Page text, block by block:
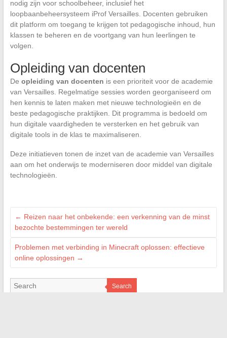
nodig zijn voor schoolbeheer, inclusief het
loopbaanbeheersysteem iProf Versailles. Docenten gebruiken
dit platform om toegang te krijgen tot pedagogische inhoud, hun
klassen te beheren en de voortgang van hun leerlingen te
volgen.
Opleiding van docenten
De opleiding van docenten is een prioriteit voor de academie
van Versailles. Regelmatige sessies worden georganiseerd om
hen kennis te laten maken met nieuwe technologieën en de
beste pedagogische praktijken. Dit programma is bedoeld om
hun digitale vaardigheden te versterken en het gebruik van
digitale tools in de klas te maximaliseren.
Deze initiatieven tonen de inzet van de academie van Versailles
aan om het onderwijs te moderniseren door middel van digitale
technologieën.
← Reizen naar het onbekende: een verkenning van de minst
bezochte bestemmingen ter wereld
Problemen met verbinding in Minecraft oplossen: effectieve
online oplossingen →
Search